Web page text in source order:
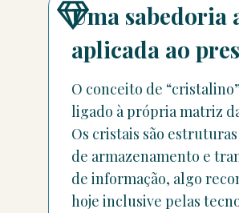
Uma sabedoria
aplicada ao
O conceito de
ligado à própria matriz
Os cristais são
de armazenamento e
de informação, algo
hoje inclusive pelas